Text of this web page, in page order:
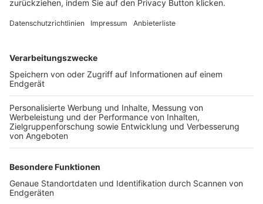
FOLGE DEM BFV
TOP-VEREINE
TOP-PARTNER